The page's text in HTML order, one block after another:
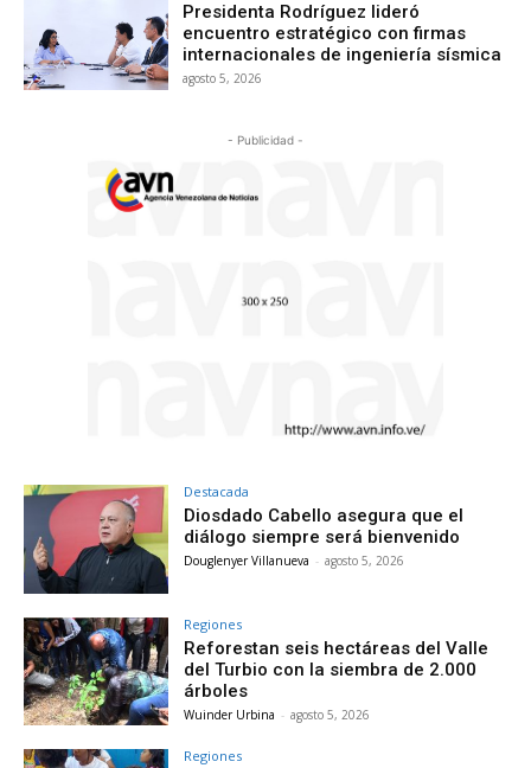
Presidenta Rodríguez lideró
encuentro estratégico con firmas
internacionales de ingeniería sísmica
agosto 5, 2026
- Publicidad -
Destacada
Diosdado Cabello asegura que el
diálogo siempre será bienvenido
Douglenyer Villanueva - agosto 5, 2026
Regiones
Reforestan seis hectáreas del Valle
del Turbio con la siembra de 2.000
árboles
Wuinder Urbina - agosto 5, 2026
Regiones